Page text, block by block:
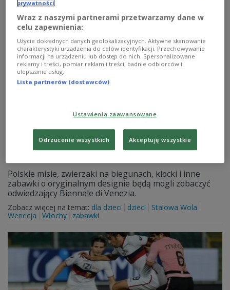
Zobacz więcej na temat: Ameryka Północna
Kalifornia USA
Dziecinada jedzie do Włoch
Polskie misie, zwierzaki na biegunach, klocki i inne
zabawki o oryginalnym designie będą mogli zobaczyć
odwiedzający Biennale di Venezia.
Zobacz więcej na temat: dla dzieci dzieci
Stalowa Wola
Wenecja
Włochy zabawki
prywatności
Wraz z naszymi partnerami przetwarzamy dane w
celu zapewnienia:
Użycie dokładnych danych geolokalizacyjnych. Aktywne skanowanie
charakterystyki urządzenia do celów identyfikacji. Przechowywanie
informacji na urządzeniu lub dostęp do nich. Spersonalizowane
reklamy i treści, pomiar reklam i treści, badnie odbiorców i
ulepszanie usług.
Lista partnerów (dostawców)
Ustawienia zaawansowane
Odrzucenie wszystkich Akceptuję wszystkie